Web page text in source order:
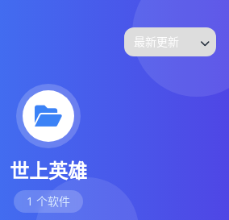
世上英雄
1 个软件